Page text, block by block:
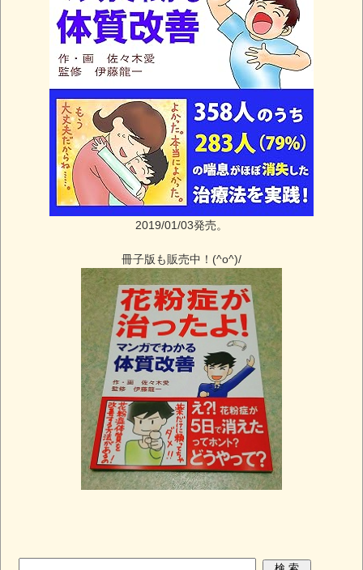
2019/01/03発売。
冊子版も販売中！(^o^)/